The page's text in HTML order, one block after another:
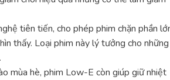
tiên tiến, cho phép phim chặn phần
thấy. Loại phim này lý tưởng cho những
mùa hè, phim Low-E còn giúp giữ nhiệt